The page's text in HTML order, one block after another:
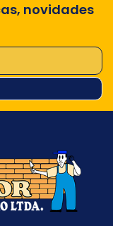
novidades